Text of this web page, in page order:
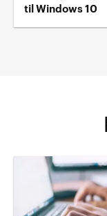
til Windows 10